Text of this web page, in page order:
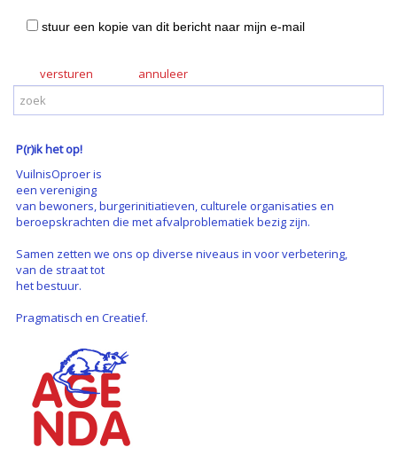
stuur een kopie van dit bericht naar mijn e-mail
versturen
P(r)ik het op!
VuilnisOproer is
een vereniging
van bewoners, burgerinitiatieven, culturele organisaties en
beroepskrachten die met afvalproblematiek bezig zijn.
Samen zetten we ons op diverse niveaus in voor verbetering,
van de straat tot
het bestuur.
Pragmatisch en Creatief.